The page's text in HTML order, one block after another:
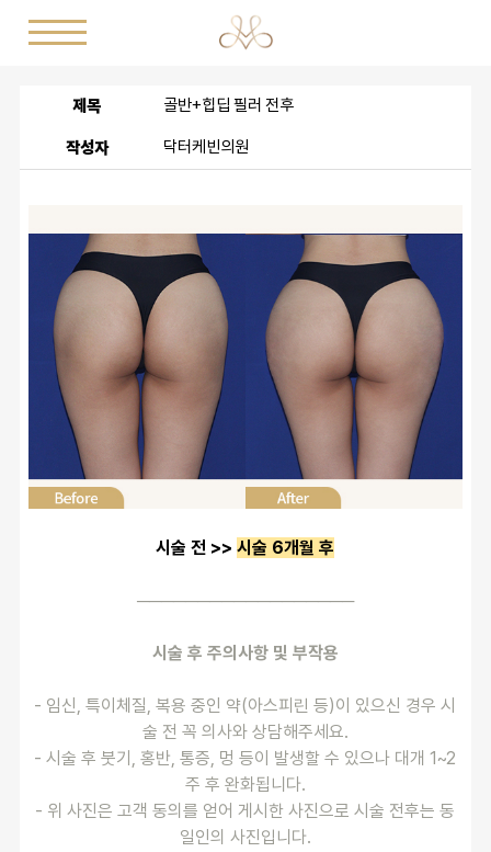
제목 골반+힙딥 필러 전후
작성자 닥터케빈의원
시술 전 >> 시술 6개월 후
──────────────────
시술 후 주의사항 및 부작용
- 임신, 특이체질, 복용 중인 약(아스피린 등)이 있으신 경우 시
술 전 꼭 의사와 상담해주세요.
- 시술 후 붓기, 홍반, 통증, 멍 등이 발생할 수 있으나 대개 1~2
주 후 완화됩니다.
- 위 사진은 고객 동의를 얻어 게시한 사진으로 시술 전후는 동
일인의 사진입니다.